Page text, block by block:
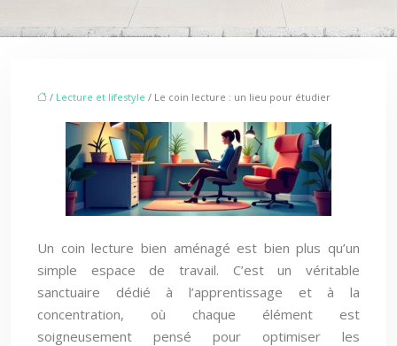
/ Lecture et lifestyle / Le coin lecture : un lieu pour étudier
Un coin lecture bien aménagé est bien plus qu’un
simple espace de travail. C’est un véritable
sanctuaire dédié à l’apprentissage et à la
concentration, où chaque élément est
soigneusement pensé pour optimiser les